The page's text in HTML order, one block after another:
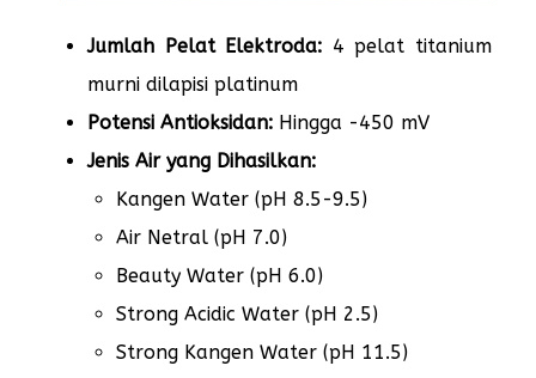
Jumlah Pelat Elektroda: 4 pelat titanium
murni dilapisi platinum
Potensi Antioksidan: Hingga -450 mV
Jenis Air yang Dihasilkan:
Kangen Water (pH 8.5-9.5)
Air Netral (pH 7.0)
Beauty Water (pH 6.0)
Strong Acidic Water (pH 2.5)
Strong Kangen Water (pH 11.5)